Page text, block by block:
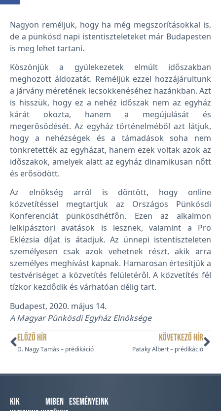
Nagyon reméljük, hogy ha még megszorításokkal is,
de a pünkösd napi istentiszteleteket már Budapesten
is meg lehet tartani.
Köszönjük a gyülekezetek elmúlt időszakban
meghozott áldozatát. Reméljük ezzel hozzájárultunk
a járvány méretének lecsökkenéséhez hazánkban. Azt
is hisszük, hogy ez a nehéz időszak nem az egyház
kárát okozta, hanem a megújulását és
megerősödését. Az egyház történelméből azt látjuk,
hogy a nehézségek és a támadások soha nem
tönkretették az egyházat, hanem ezek voltak azok az
időszakok, amelyek alatt az egyház dinamikusan nőtt
és erősödött.
Az elnökség arról is döntött, hogy online
közvetítéssel megtartjuk az Országos Pünkösdi
Konferenciát pünkösdhétfőn. Ezen az alkalmon
lelkipásztori avatások is lesznek, valamint a Pro
Eklézsia díjat is átadjuk. Az ünnepi istentiszteleten
személyesen csak azok vehetnek részt, akik arra
személyes meghívást kapnak. Hamarosan értesítjük a
testvériséget a közvetítés felületéről. A közvetítés fél
tízkor kezdődik és várhatóan délig tart.
Budapest, 2020. május 14.
A Magyar Pünkösdi Egyház Elnöksége
ELŐZŐ HÍR
D. Nagy Tamás – prédikáció
KÖVETKEZŐ HÍR
Pataky Albert – prédikáció
Kik
Miben Eseményeink